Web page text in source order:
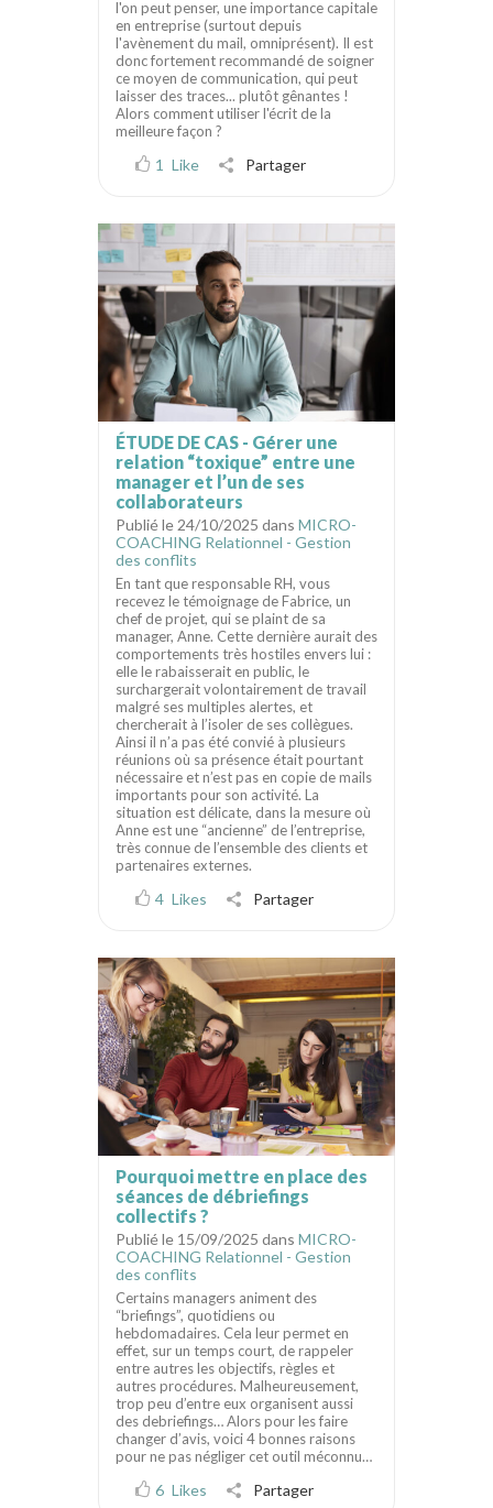
l'on peut penser, une importance capitale
en entreprise (surtout depuis
l'avènement du mail, omniprésent). Il est
donc fortement recommandé de soigner
ce moyen de communication, qui peut
laisser des traces... plutôt gênantes !
Alors comment utiliser l'écrit de la
meilleure façon ?
1 Like Partager
ÉTUDE DE CAS - Gérer une
relation “toxique” entre une
manager et l’un de ses
collaborateurs
Publié le 24/10/2025 dans MICRO-
COACHING Relationnel - Gestion
des conflits
En tant que responsable RH, vous
recevez le témoignage de Fabrice, un
chef de projet, qui se plaint de sa
manager, Anne. Cette dernière aurait des
comportements très hostiles envers lui :
elle le rabaisserait en public, le
surchargerait volontairement de travail
malgré ses multiples alertes, et
chercherait à l’isoler de ses collègues.
Ainsi il n’a pas été convié à plusieurs
réunions où sa présence était pourtant
nécessaire et n’est pas en copie de mails
importants pour son activité. La
situation est délicate, dans la mesure où
Anne est une “ancienne” de l’entreprise,
très connue de l’ensemble des clients et
partenaires externes.
4 Likes Partager
Pourquoi mettre en place des
séances de débriefings
collectifs ?
Publié le 15/09/2025 dans MICRO-
COACHING Relationnel - Gestion
des conflits
Certains managers animent des
“briefings”, quotidiens ou
hebdomadaires. Cela leur permet en
effet, sur un temps court, de rappeler
entre autres les objectifs, règles et
autres procédures. Malheureusement,
trop peu d’entre eux organisent aussi
des debriefings… Alors pour les faire
changer d’avis, voici 4 bonnes raisons
pour ne pas négliger cet outil méconnu…
6 Likes Partager